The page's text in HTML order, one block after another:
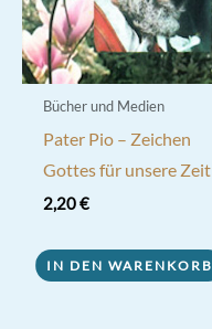
Bücher und Medien
Pater Pio – Zeichen
Gottes für unsere Zeit
2,20€
IN DEN WARENKORB